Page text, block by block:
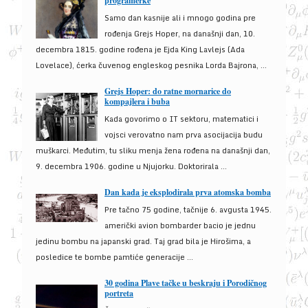
Samo dan kasnije ali i mnogo godina pre
rođenja Grejs Hoper, na današnji dan, 10.
decembra 1815. godine rođena je Ejda King Lavlejs (Ada
Lovelace), ćerka čuvenog engleskog pesnika Lorda Bajrona, ...
Grejs Hoper: do ratne mornarice do
kompajlera i buba
Kada govorimo o IT sektoru, matematici i
vojsci verovatno nam prva asocijacija budu
muškarci. Međutim, tu sliku menja žena rođena na današnji dan,
9. decembra 1906. godine u Njujorku. Doktorirala ...
Dan kada je eksplodirala prva atomska bomba
Pre tačno 75 godine, tačnije 6. avgusta 1945.
američki avion bombarder bacio je jednu
jedinu bombu na japanski grad. Taj grad bila je Hirošima, a
posledice te bombe pamtiće generacije ...
30 godina Plave tačke u beskraju i Porodičnog
portreta